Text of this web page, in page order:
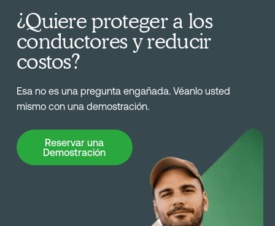
¿Quiere proteger a los
conductores y reducir
costos?
Esa no es una pregunta engañada. Véanlo usted
mismo con una demostración.
Reservar una
Demostración
Reservar una Demostración